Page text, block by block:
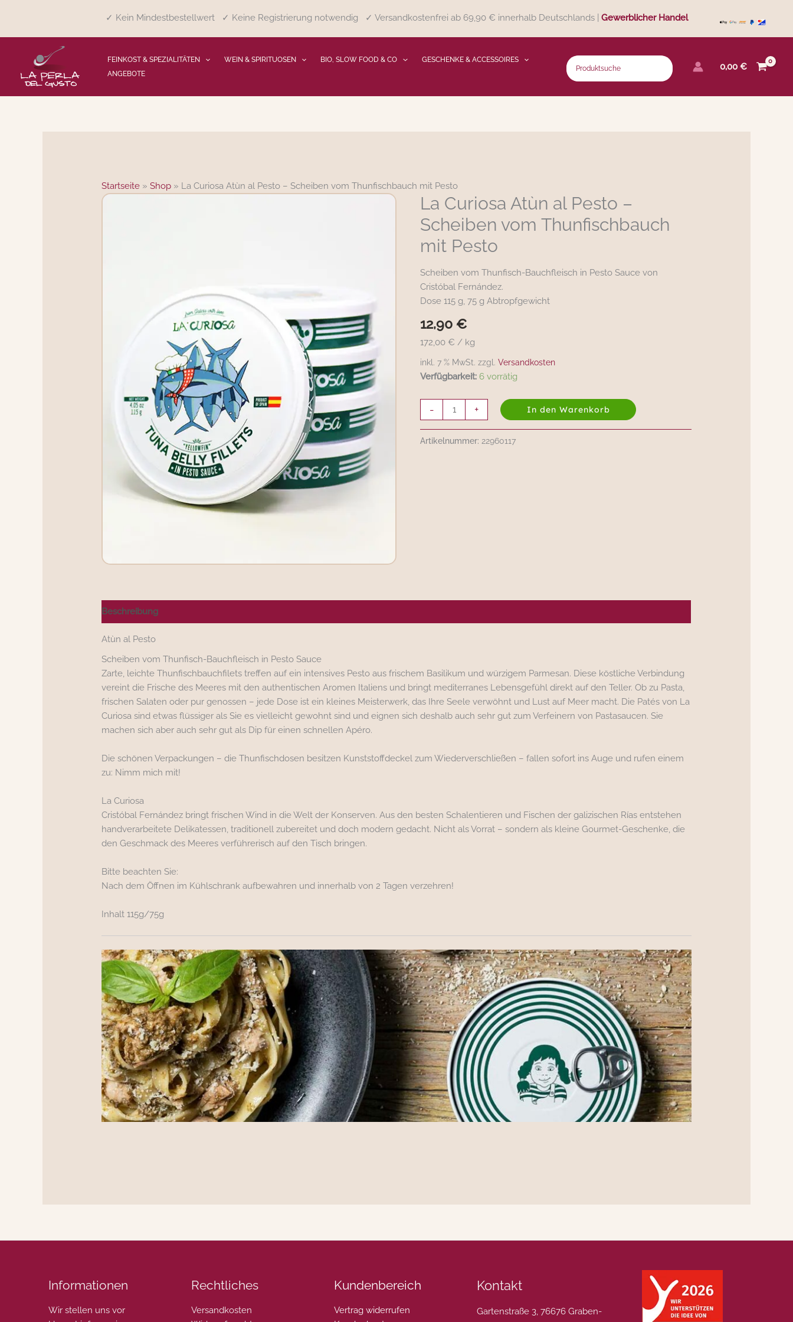
springen
✓ Kein Mindestbestellwert ✓ Keine Registrierung notwendig ✓ Versandkostenfrei ab 69,90 € innerhalb Deutschlands | Gewerblicher Handel
FEINKOST & SPEZIALITÄTEN WEIN & SPIRITUOSEN BIO, SLOW FOOD & CO
GESCHENKE & ACCESSOIRES
ANGEBOTE
0,00 €
Startseite »Shop » La Curiosa Atùn al Pesto – Scheiben vom Thunfischbauch mit Pesto
La Curiosa Atùn al Pesto –
Scheiben vom Thunfischbauch
mit Pesto
Scheiben vom Thunfisch-Bauchfleisch in Pesto Sauce von
Cristóbal Fernández.
Dose 115 g, 75 g Abtropfgewicht
12,90 €
172,00 € / kg
inkl. 7 % MwSt. zzgl. Versandkosten
Verfügbarkeit: 6 vorrätig
-
La
Atùn
al
-
Scheiben
vom
mit
Pesto
+ In den Warenkorb
Artikelnummer: 22960117
Beschreibung
Atùn al Pesto
Scheiben vom Thunfisch-Bauchfleisch in Pesto Sauce
Zarte, leichte Thunfischbauchfilets treffen auf ein intensives Pesto aus frischem Basilikum und würzigem Parmesan. Diese köstliche Verbindung
vereint die Frische des Meeres mit den authentischen Aromen Italiens und bringt mediterranes Lebensgefühl direkt auf den Teller. Ob zu Pasta,
frischen Salaten oder pur genossen – jede Dose ist ein kleines Meisterwerk, das Ihre Seele verwöhnt und Lust auf Meer macht. Die Patés von La
Curiosa sind etwas flüssiger als Sie es vielleicht gewohnt sind und eignen sich deshalb auch sehr gut zum Verfeinern von Pastasaucen. Sie
machen sich aber auch sehr gut als Dip für einen schnellen Apéro.
Die schönen Verpackungen – die Thunfischdosen besitzen Kunststoffdeckel zum Wiederverschließen – fallen sofort ins Auge und rufen einem
zu: Nimm mich mit!
La Curiosa
Cristóbal Fernández bringt frischen Wind in die Welt der Konserven. Aus den besten Schalentieren und Fischen der galizischen Rías entstehen
handverarbeitete Delikatessen, traditionell zubereitet und doch modern gedacht. Nicht als Vorrat – sondern als kleine Gourmet-Geschenke, die
den Geschmack des Meeres verführerisch auf den Tisch bringen.
Bitte beachten Sie:
Nach dem Öffnen im Kühlschrank aufbewahren und innerhalb von 2 Tagen verzehren!
Inhalt 115g/75g
Informationen
Wir stellen uns vor
Rechtliches
Versandkosten
Kundenbereich
Vertrag widerrufen
Kontakt
Gartenstraße 3, 76676 Graben-